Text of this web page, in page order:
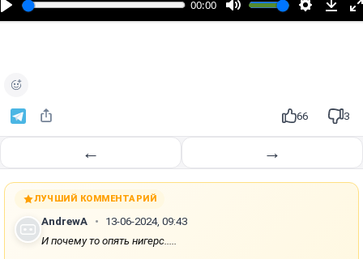
00:00
и
66 3
← →
ЛУЧШИЙ КОММЕНТАРИЙ
AndrewA
13-06-2024, 09:43
И почему то опять нигерс.....